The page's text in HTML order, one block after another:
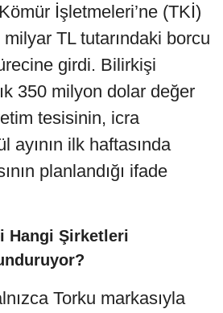
İşletmeleri’ne (TKİ)
TL tutarındaki borcu
girdi. Bilirkişi
350 milyon dolar değer
tesisinin, icra
ayının ilk haftasında
planlandığı ifade
Hangi Şirketleri
Torku markasıyla